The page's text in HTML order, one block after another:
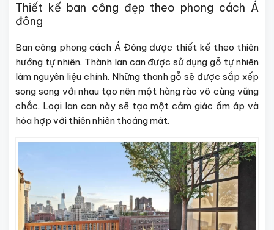
Thiết kế ban công đẹp theo phong cách Á
đông
Ban công phong cách Á Đông được thiết kế theo thiên
hướng tự nhiên. Thành lan can được sử dụng gỗ tự nhiên
làm nguyên liệu chính. Những thanh gỗ sẽ được sắp xếp
song song với nhau tạo nên một hàng rào vô cùng vững
chắc. Loại lan can này sẽ tạo một cảm giác ấm áp và
hòa hợp với thiên nhiên thoáng mát.